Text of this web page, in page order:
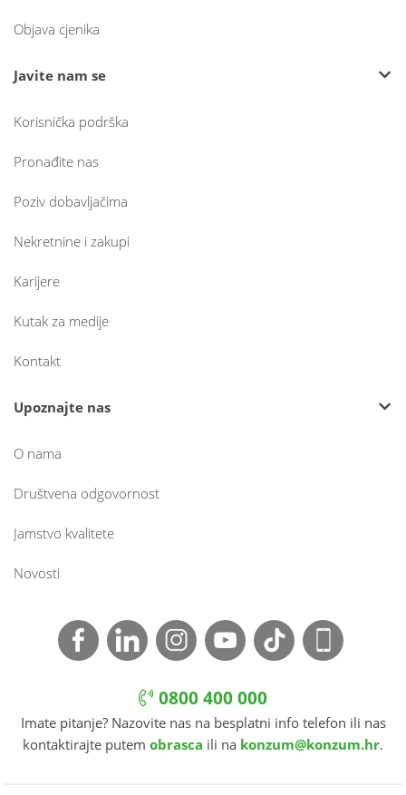
Objava cjenika
Javite nam se
Korisnička podrška
Pronađite nas
Poziv dobavljačima
Nekretnine i zakupi
Karijere
Kutak za medije
Kontakt
Upoznajte nas
O nama
Društvena odgovornost
Jamstvo kvalitete
Novosti
0800 400 000
Imate pitanje? Nazovite nas na besplatni info telefon ili nas
kontaktirajte putem obrasca ili na konzum@konzum.hr.